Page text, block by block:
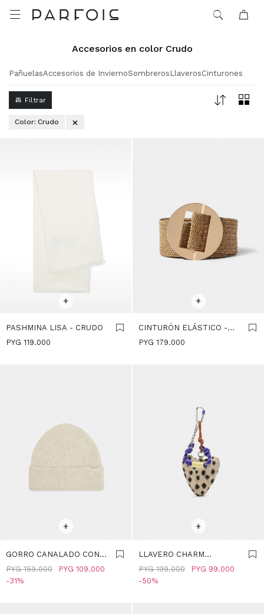

Accesorios en color Crudo
PañuelasAccesorios de InviernoSombreros LlaverosCinturones
Color: Crudo
SELECCIONAR TALLE
+
PASHMINA LISA - CRUDO
PYG 119.000
+
CINTURÓN ELÁSTICO -
CRUDO
PYG 179.000
+
GORRO CANALADO CON
DOBLADILLO - CRUDO
PYG 109.000
PYG 159.000
31
+
LLAVERO CHARM
CORAZÓN - CRUDO
PYG 99.000
PYG 199.000
50